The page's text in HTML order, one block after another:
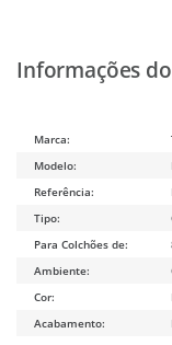
Marca:
Modelo:
Referência:
Tipo:
Para Colchões de:
Ambiente:
Cor:
Acabamento: